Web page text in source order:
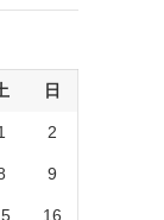
日
2
9
16